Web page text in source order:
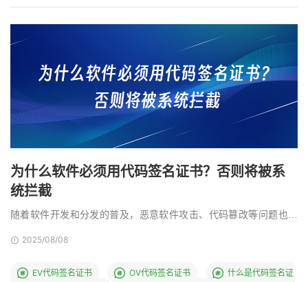
为什么软件必须用代码签名证书？否则将被系
统拦截
随着软件开发和分发的普及，恶意软件攻击、代码篡改等问题也日
2025/08/08
EV代码签名证书 OV代码签名证书
什么是代码签名证